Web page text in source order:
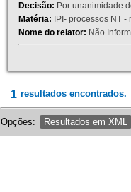
Decisão: Por unanimidade
Matéria: IPI- processos NT
Nome do relator: Não
1 resultados encontrados.
Opções: Resultados em XML